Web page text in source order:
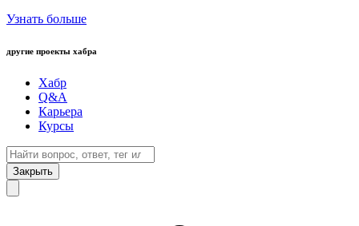
Узнать больше
другие проекты хабра
Хабр
Q&A
Карьера
Курсы
Закрыть